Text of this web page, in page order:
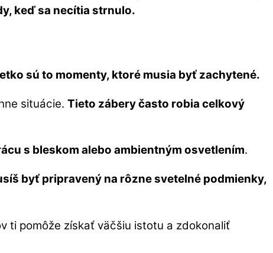
keď sa necítia strnulo.
sú to momenty, ktoré musia byť zachytené.
situácie. Tieto zábery často robia celkový
s bleskom alebo ambientným osvetlením.
byť pripravený na rôzne svetelné podmienky,
ti pomôže získať väčšiu istotu a zdokonaliť